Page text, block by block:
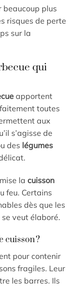
beaucoup plus
risques de perte
sur la
qui
apportent
toutes
aux
s’agisse de
des légumes
la cuisson
feu. Certains
dès que les
veut élaboré.
cuisson ?
pour contenir
fragiles. Leur
les barres. Ils